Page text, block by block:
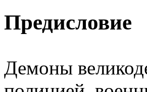
Предисловие
Демоны